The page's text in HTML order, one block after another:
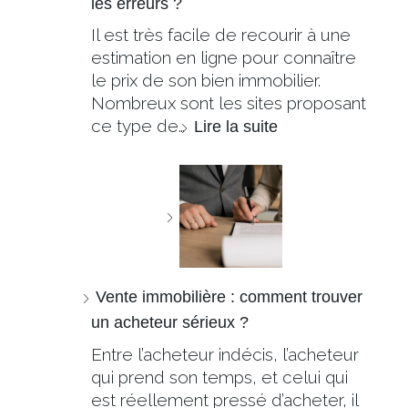
Il est très facile de recourir à une
estimation en ligne pour connaître
le prix de son bien immobilier.
Nombreux sont les sites proposant
ce type de… Lire la suite
Vente immobilière : comment trouver
un acheteur sérieux ?
Entre l’acheteur indécis, l’acheteur
qui prend son temps, et celui qui
est réellement pressé d’acheter, il